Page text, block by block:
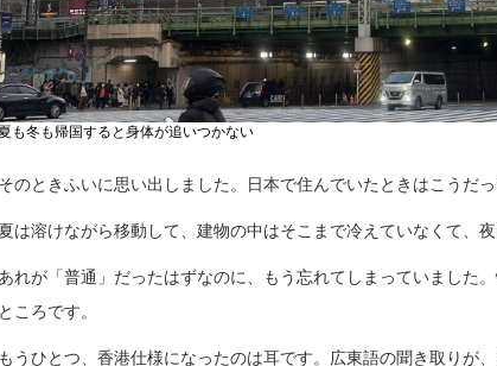
夏も冬も帰国すると身体が追いつかない
そのときふいに思い出しました。日本で住んでいたときはこうだっ
夏は溶けながら移動して、建物の中はそこまで冷えていなくて、
あれが「普通」だったはずなのに、もう忘れてしまっていました
ところです。
もうひとつ、香港仕様になったのは耳です。広東語の聞き取りが